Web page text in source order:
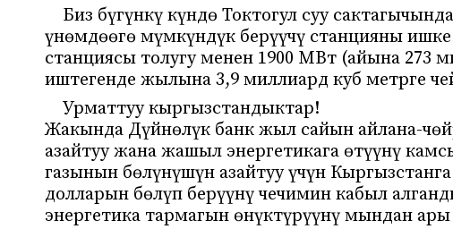
Биз бүгүнкү күндө Токтогул суу
үнөмдөөгө мүмкүндүк берүүчү станцияны
станциясы толугу менен 1900 МВт (айына 273
иштегенде жылына 3,9 миллиард куб метрге
Урматтуу кыргызстандыктар!
Жакында Дүйнөлүк банк жыл сайын айлана-
азайтуу жана жашыл энергетикага өтүүнү
газынын бөлүнүшүн азайтуу үчүн
долларын бөлүп берүүнү чечимин кабыл
энергетика тармагын өнүктүрүүнү мындан ары